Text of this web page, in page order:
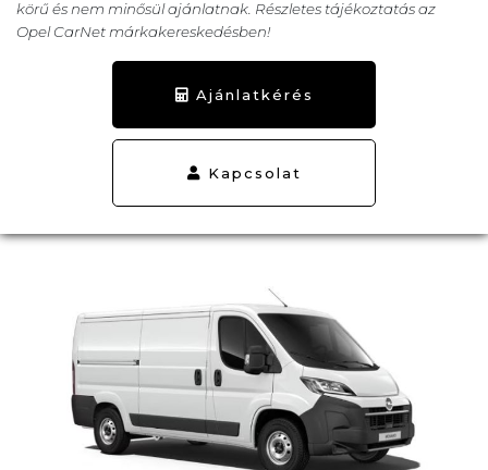
körű és nem minősül ajánlatnak. Részletes tájékoztatás az
Opel CarNet márkakereskedésben!
Ajánlatkérés
Kapcsolat